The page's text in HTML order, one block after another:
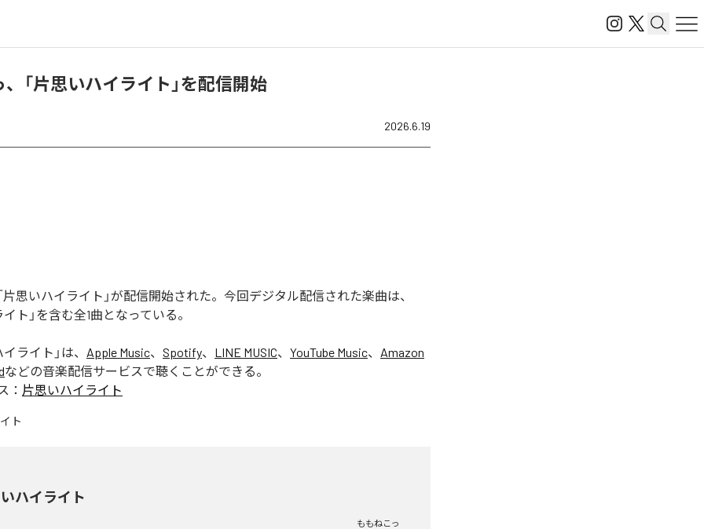
「片思いハイライト」を配信開始
2026.6.19
片思いハイライト」が配信開始された。今回デジタル配信された楽曲は、
ト」を含む全1曲となっている。
イライト 」は、 Apple Music、 Spotify、 LINE MUSIC、 YouTube Music、 Amazon
などの音楽配信サービスで聴くことができる。
： 片思いハイライト
ハイライト
ももねこっ